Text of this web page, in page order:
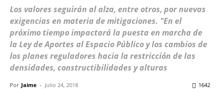
Los valores seguirán al alza, entre otros, por nuevas
exigencias en materia de mitigaciones. "En el
próximo tiempo impactará la puesta en marcha de
la Ley de Aportes al Espacio Público y los cambios de
los planes reguladores hacia la restricción de las
densidades, constructibilidades y alturas
Por Jaime - Julio 24, 2018 1642